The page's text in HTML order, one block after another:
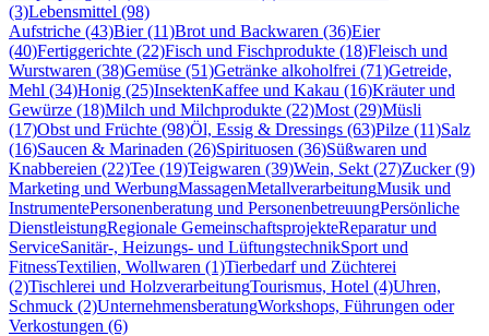
(3)Lebensmittel (98)
Aufstriche (43)Bier (11)Brot und Backwaren (36)Eier
(40)Fertiggerichte (22)Fisch und Fischprodukte (18)Fleisch und
Wurstwaren (38)Gemüse (51)Getränke alkoholfrei (71)Getreide,
Mehl (34)Honig (25)InsektenKaffee und Kakau (16)Kräuter und
Gewürze (18)Milch und Milchprodukte (22)Most (29)Müsli
(17)Obst und Früchte (98)Öl, Essig & Dressings (63)Pilze (11)Salz
(16)Saucen & Marinaden (26)Spirituosen (36)Süßwaren und
Knabbereien (22)Tee (19)Teigwaren (39)Wein, Sekt (27)Zucker (9)
Marketing und WerbungMassagenMetallverarbeitungMusik und
InstrumentePersonenberatung und PersonenbetreuungPersönliche
DienstleistungRegionale GemeinschaftsprojekteReparatur und
ServiceSanitär-, Heizungs- und LüftungstechnikSport und
FitnessTextilien, Wollwaren (1)Tierbedarf und Züchterei
(2)Tischlerei und HolzverarbeitungTourismus, Hotel (4)Uhren,
Schmuck (2)UnternehmensberatungWorkshops, Führungen oder
Verkostungen (6)